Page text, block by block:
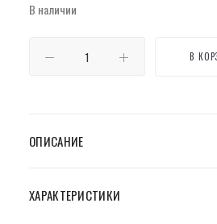
В наличии
В
ОПИСАНИЕ
ХАРАКТЕРИСТИКИ